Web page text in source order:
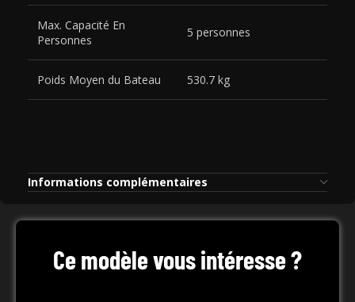
Max. Capacité En
Personnes
5 personnes
Poids Moyen du Bateau 530.7 kg
Informations complémentaires
Ce modèle vous intéresse ?